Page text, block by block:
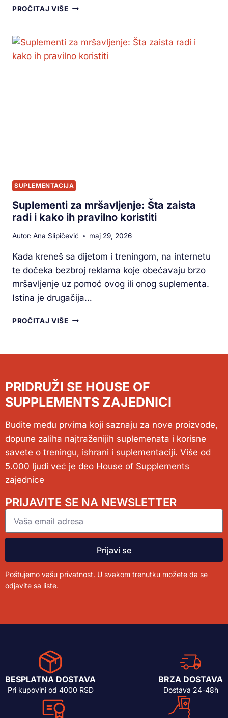
PROČITAJ VIŠE
SUPLEMENTACIJA
Suplementi za mršavljenje: Šta zaista
radi i kako ih pravilno koristiti
Autor: Ana Slipičević maj 29, 2026
Kada kreneš sa dijetom i treningom, na internetu
te dočeka bezbroj reklama koje obećavaju brzo
mršavljenje uz pomoć ovog ili onog suplementa.
Istina je drugačija…
PROČITAJ VIŠE
PRIDRUŽI SE HOUSE OF
SUPPLEMENTS ZAJEDNICI
Budite među prvima koji saznaju za nove proizvode,
dopune zaliha najtraženijih suplemenata i korisne
savete o treningu, ishrani i suplementaciji. Više od
5.000 ljudi već je deo House of Supplements
zajednice
PRIJAVITE SE NA NEWSLETTER
Prijavi se
Poštujemo vašu privatnost. U svakom trenutku možete da se
odjavite sa liste.
BESPLATNA DOSTAVA
Pri kupovini od 4000 RSD
BRZA DOSTAVA
Dostava 24-48h